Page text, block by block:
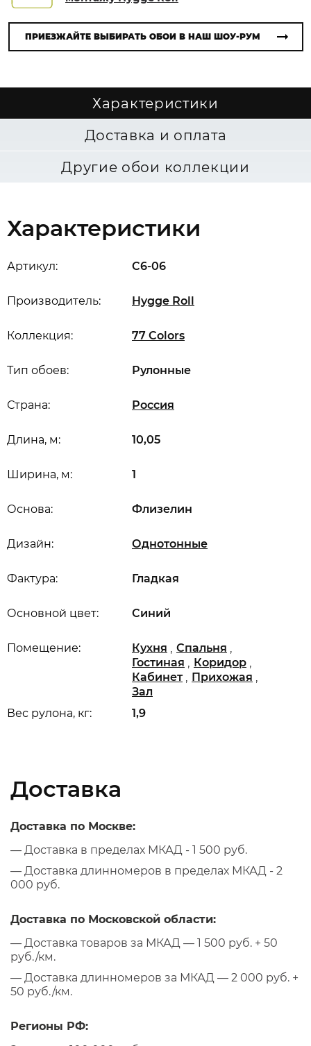
ПРИЕЗЖАЙТЕ ВЫБИРАТЬ ОБОИ В НАШ ШОУ-РУМ
Характеристики
Доставка и оплата
Другие обои коллекции
Характеристики
Артикул: C6-06
Производитель: Hygge Roll
Коллекция: 77 Colors
Длина, м: 10,05
Ширина, м: 1
Вес рулона, кг: 1,9
Основной цвет: Синий
Дизайн: Однотонные
Основа: Флизелин
Помещение: Кухня , Спальня ,
Гостиная , Коридор ,
Кабинет , Прихожая ,
Зал
Страна: Россия
Тип обоев: Рулонные
Фактура: Гладкая
Доставка
Доставка по Москве:
— Доставка в пределах МКАД - 1 500 руб.
— Доставка длинномеров в пределах МКАД - 2
000 руб.
Доставка по Московской области:
— Доставка товаров за МКАД — 1 500 руб. + 50
руб./км.
— Доставка длинномеров за МКАД — 2 000 руб. +
50 руб./км.
Регионы РФ: